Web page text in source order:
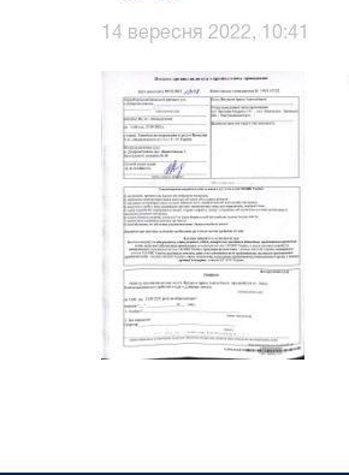
14 вересня 2022, 10:41